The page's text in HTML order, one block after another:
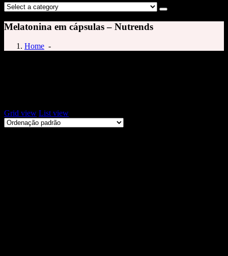
Melatonina em cápsulas – Nutrends
Home -
Grid view List view